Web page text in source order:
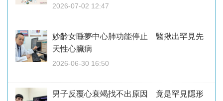
2026-07-02 12:47
妙齡女睡夢中心肺功能停止 醫揪出罕見先
天性心臟病
2026-06-30 16:50
男子反覆心衰竭找不出原因 竟是罕見隱形